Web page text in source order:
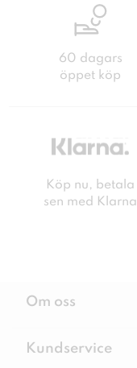
60 dagars
öppet köp
Köp nu, betala
sen med Klarna
Om oss
Kundservice